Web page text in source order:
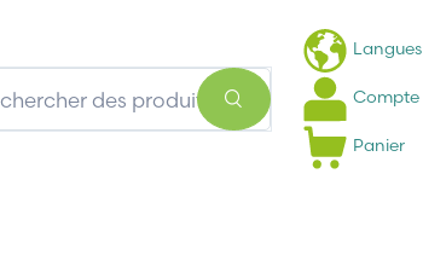
Langues
Compte
Panier